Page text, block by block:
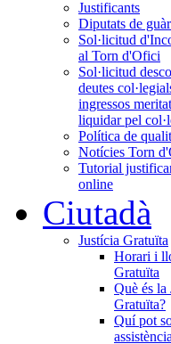
Justificants
Diputats de
Sol·licitud
al Torn d'Ofici
Sol·licitud
deutes
ingressos
liquidar pel
Política de
Notícies Torn
Tutorial
online
Ciutadà
Justícia Gratuïta
Horari i
Gratuïta
Què és la
Gratuïta?
Quí pot